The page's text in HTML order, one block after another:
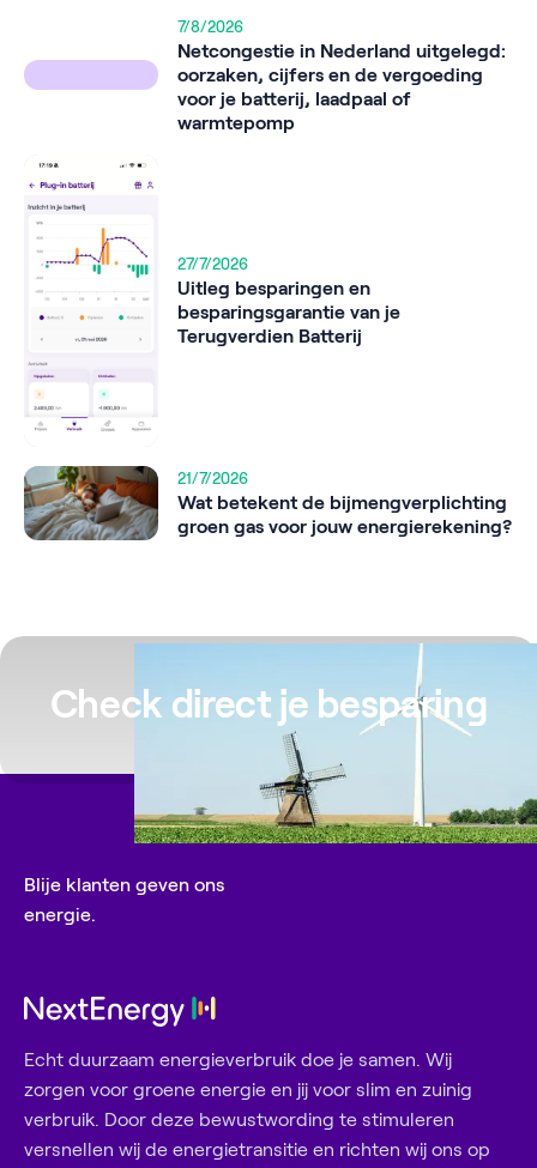
7/8/2026
Netcongestie in Nederland uitgelegd:
oorzaken, cijfers en de vergoeding
voor je batterij, laadpaal of
warmtepomp
27/7/2026
Uitleg besparingen en
besparingsgarantie van je
Terugverdien Batterij
21/7/2026
Wat betekent de bijmengverplichting
groen gas voor jouw energierekening?
Check direct je besparing
Blije klanten geven ons
energie.
Echt duurzaam energieverbruik doe je samen. Wij
zorgen voor groene energie en jij voor slim en zuinig
verbruik. Door deze bewustwording te stimuleren
versnellen wij de energietransitie en richten wij ons op